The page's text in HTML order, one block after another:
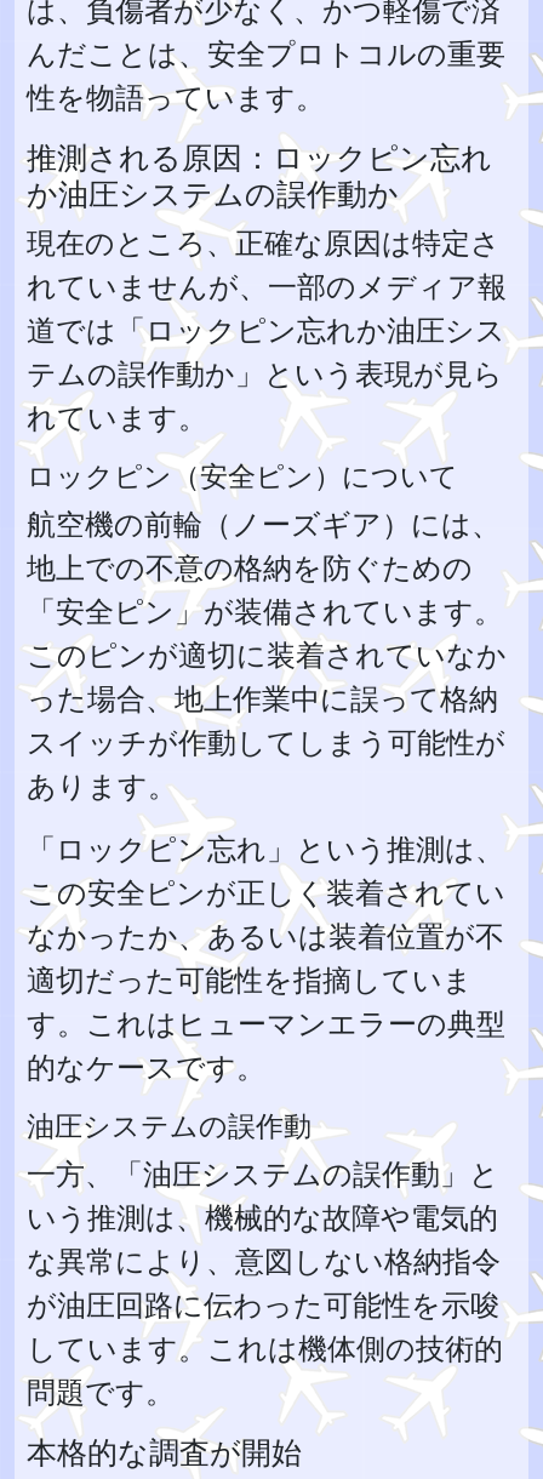
は、負傷者が少なく、かつ軽傷で済
んだことは、安全プロトコルの重要
性を物語っています。
推測される原因：ロックピン忘れ
か油圧システムの誤作動か
現在のところ、正確な原因は特定さ
れていませんが、一部のメディア報
道では「ロックピン忘れか油圧シス
テムの誤作動か」という表現が見ら
れています。
ロックピン（安全ピン）について
航空機の前輪（ノーズギア）には、
地上での不意の格納を防ぐための
「安全ピン」が装備されています。
このピンが適切に装着されていなか
った場合、地上作業中に誤って格納
スイッチが作動してしまう可能性が
あります。
「ロックピン忘れ」という推測は、
この安全ピンが正しく装着されてい
なかったか、あるいは装着位置が不
適切だった可能性を指摘していま
す。これはヒューマンエラーの典型
的なケースです。
油圧システムの誤作動
一方、「油圧システムの誤作動」と
いう推測は、機械的な故障や電気的
な異常により、意図しない格納指令
が油圧回路に伝わった可能性を示唆
しています。これは機体側の技術的
問題です。
本格的な調査が開始